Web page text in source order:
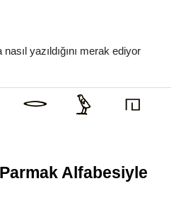
yazıldığını merak ediyor
Alfabesiyle